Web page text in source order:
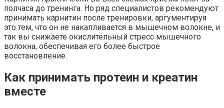
полчаса до тренинга. Но ряд специалистов рекомендуют
принимать карнитин после тренировки, аргументируя
это тем, что он не накапливается в мышечном волокне, и
так вы снижаете окислительный стресс мышечного
волокна, обеспечивая его более быстрое
восстановление.
Как принимать протеин и креатин
вместе